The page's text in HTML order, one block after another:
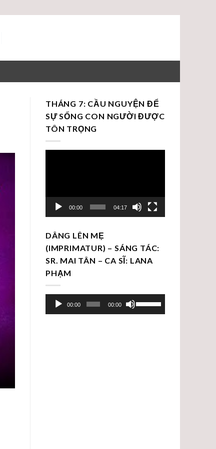
THÁNG 7: CẦU NGUYỆN ĐỂ
SỰ SỐNG CON NGƯỜI ĐƯỢC
TÔN TRỌNG
00:00 04:17
DÂNG LÊN MẸ
(IMPRIMATUR) – SÁNG TÁC:
SR. MAI TÂN – CA SĨ: LANA
PHẠM
Trình
chơi
00:00 00:00
dụng